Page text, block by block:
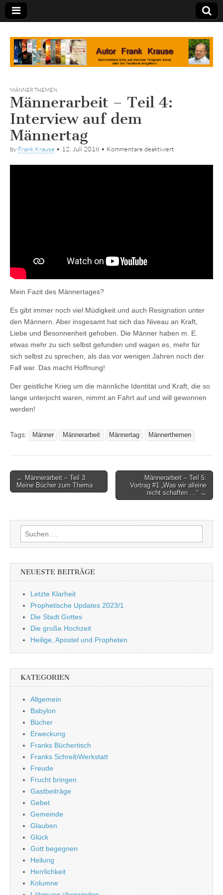
Tagebuch
MÄNNER THEMEN
Männerarbeit – Teil 4:
Interview auf dem
Männertag
by Frank Krause • 12. Juli 2018 • Kommentare deaktiviert
–
Mein Fazit des Männertages?
Es gibt immer noch viel Müdigkeit und auch Resignation unter
den Männern. Aber insgesamt hat sich das Niveau an Kraft,
Liebe und Besonnenheit gehoben. Die Männer haben m. E.
etwas mehr zu sich selbst gefunden und wagen es, mehr für
sich selbst zu sprechen, als das vor wenigen Jahren noch der
Fall war. Das macht Hoffnung!
Der geistliche Krieg um die männliche Identität und Kraft, die so
lange unterjocht waren, nimmt an Fahrt auf und will gewonnen
werden!
Tags: Männer Männerarbeit Männertag Männerthemen
Post
navigation
← Männerarbeit – Teil 3:
Meine Bücher zum Thema
Männerarbeit – Teil 5:
Vortrag #1 „Was wir alleine
nicht schaffen …“ →
Suchen
nach:
NEUESTE BEITRÄGE
Letzte Klarheit
Prophetische Updates 2023/1
Die Stadt Gottes
Die große Hochzeit
Heilige, Apostel und Propheten
KATEGORIEN
Allgemein
Babylon
Bücher
Erweckung
Franks Büchertisch
Franks SchreibWerkstatt
Freude
Frucht bringen
Gastbeiträge
Gebet
Gemeinde
Glauben
Glück
Gott begegnen
Heilung
Herrlichkeit
Kolumne